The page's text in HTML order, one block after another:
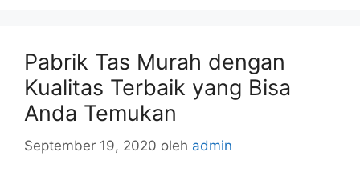
Pabrik Tas Murah dengan
Kualitas Terbaik yang Bisa
Anda Temukan
September 19, 2020 oleh admin